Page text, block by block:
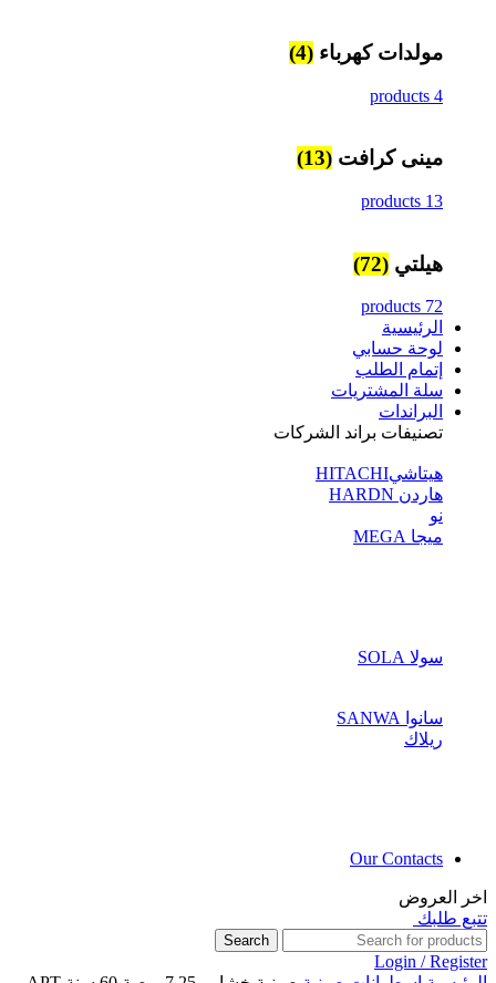
مولدات كهرباء (4)
4 products
مينى كرافت (13)
13 products
هيلتي (72)
72 products
الرئيسية
لوحة حسابي
إتمام الطلب
سلة المشتريات
البراندات
تصنيفات براند الشركات
هيتاشيHITACHI
هاردن HARDN
نو
ميجا MEGA
سولا SOLA
سانوا SANWA
ريلاك
Our Contacts
اخر العروض
تتبع طلبك
Search
Login / Register